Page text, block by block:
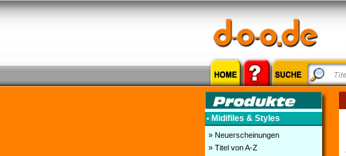
• Midifiles & Styles
» Neuerscheinungen
» Titel von A-Z